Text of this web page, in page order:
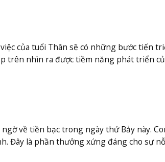
của tuổi Thân sẽ có những bước tiến
trên nhìn ra được tiềm năng phát triển
về tiền bạc trong ngày thứ Bảy này.
Đây là phần thưởng xứng đáng cho sự